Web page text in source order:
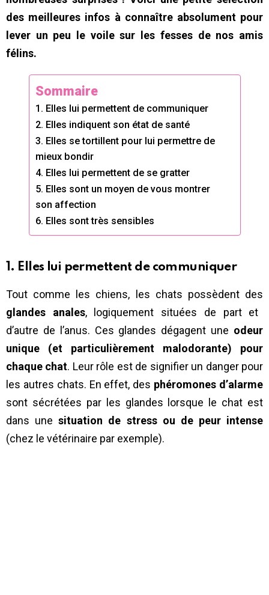
des meilleures infos à connaître absolument pour
lever un peu le voile sur les fesses de nos amis
félins.
Sommaire
1. Elles lui permettent de communiquer
2. Elles indiquent son état de santé
3. Elles se tortillent pour lui permettre de
mieux bondir
4. Elles lui permettent de se gratter
5. Elles sont un moyen de vous montrer
son affection
6. Elles sont très sensibles
1. Elles lui permettent de communiquer
Tout comme les chiens, les chats possèdent des
glandes anales, logiquement situées de part et
d’autre de l’anus. Ces glandes dégagent une odeur
unique (et particulièrement malodorante) pour
chaque chat. Leur rôle est de signifier un danger pour
les autres chats. En effet, des phéromones d’alarme
sont sécrétées par les glandes lorsque le chat est
dans unesituation de stress ou de peur intense
(chez le vétérinaire par exemple).